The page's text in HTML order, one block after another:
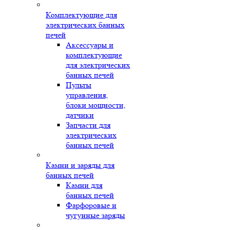
Комплектующие для
электрических банных
печей
Аксессуары и
комплектующие
для электрических
банных печей
Пульты
управления,
блоки мощности,
датчики
Запчасти для
электрических
банных печей
Камни и заряды для
банных печей
Камни для
банных печей
Фарфоровые и
чугунные заряды